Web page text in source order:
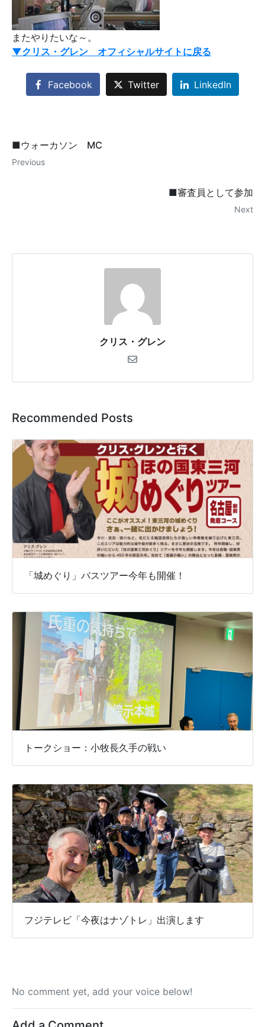
またやりたいな～。
▼クリス・グレン オフィシャルサイトに戻る
Facebook Twitter LinkedIn
■ウォーカソン MC
Previous
■審査員として参加
Next
クリス・グレン
Recommended Posts
「城めぐり」バスツアー今年も開催！
トークショー：小牧長久手の戦い
フジテレビ「今夜はナゾトレ」出演します
No comment yet, add your voice below!